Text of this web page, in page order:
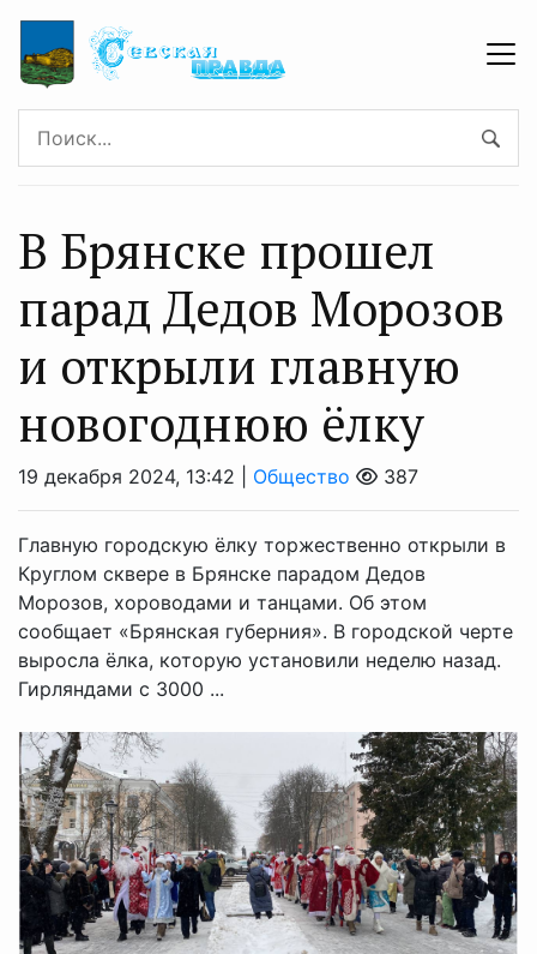
В Брянске прошел
парад Дедов Морозов
и открыли главную
новогоднюю ёлку
19 декабря 2024, 13:42 | Общество 387
Главную городскую ёлку торжественно открыли в
Круглом сквере в Брянске парадом Дедов
Морозов, хороводами и танцами. Об этом
сообщает «Брянская губерния». В городской черте
выросла ёлка, которую установили неделю назад.
Гирляндами с 3000 ...